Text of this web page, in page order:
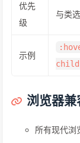
优先
级
与类
示例
浏览器兼
所有现代浏